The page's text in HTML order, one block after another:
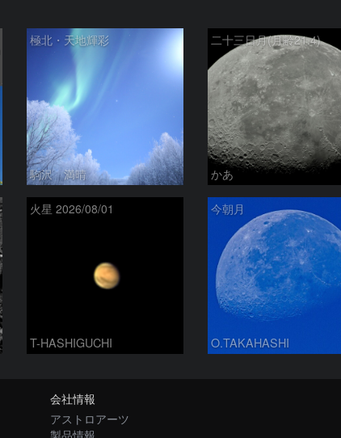
極北・天地輝彩
駒沢 満晴
二十三日月(月齢21.4)
かあ
火星 2026/08/01
T-HASHIGUCHI
今朝月
O.TAKAHASHI
会社情報
アストロアーツ
製品情報